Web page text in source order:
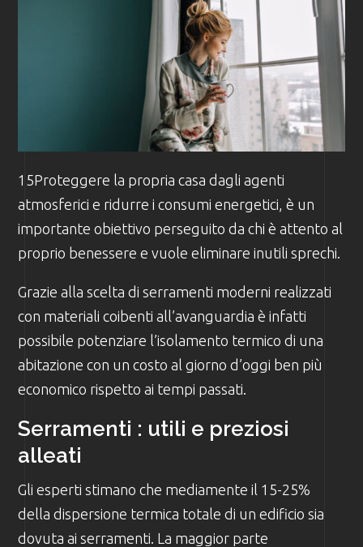
15Proteggere la propria casa dagli agenti
atmosferici e ridurre i consumi energetici, è un
importante obiettivo perseguito da chi è attento al
proprio benessere e vuole eliminare inutili sprechi.
Grazie alla scelta di serramenti moderni realizzati
con materiali coibenti all’avanguardia è infatti
possibile potenziare l’isolamento termico di una
abitazione con un costo al giorno d’oggi ben più
economico rispetto ai tempi passati.
Serramenti : utili e preziosi
alleati
Gli esperti stimano che mediamente il 15-25%
della dispersione termica totale di un edificio sia
dovuta ai serramenti. La maggior parte